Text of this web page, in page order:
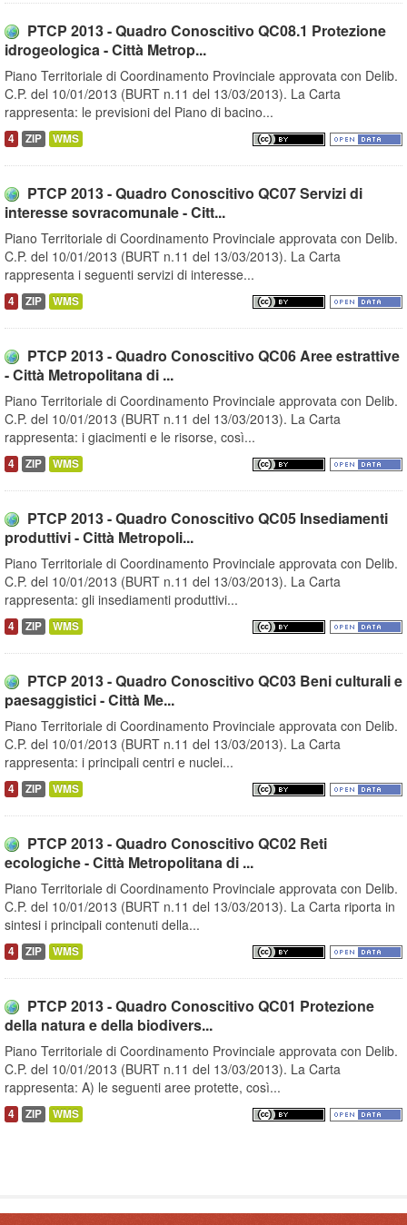
PTCP 2013 - Quadro Conoscitivo QC08.1 Protezione
idrogeologica - Città Metrop...
Piano Territoriale di Coordinamento Provinciale approvata con Delib.
C.P. del 10/01/2013 (BURT n.11 del 13/03/2013). La Carta
rappresenta: le previsioni del Piano di bacino...
4 ZIP WMS
PTCP 2013 - Quadro Conoscitivo QC07 Servizi di
interesse sovracomunale - Citt...
Piano Territoriale di Coordinamento Provinciale approvata con Delib.
C.P. del 10/01/2013 (BURT n.11 del 13/03/2013). La Carta
rappresenta i seguenti servizi di interesse...
4 ZIP WMS
PTCP 2013 - Quadro Conoscitivo QC06 Aree estrattive
- Città Metropolitana di ...
Piano Territoriale di Coordinamento Provinciale approvata con Delib.
C.P. del 10/01/2013 (BURT n.11 del 13/03/2013). La Carta
rappresenta: i giacimenti e le risorse, così...
4 ZIP WMS
PTCP 2013 - Quadro Conoscitivo QC05 Insediamenti
produttivi - Città Metropoli...
Piano Territoriale di Coordinamento Provinciale approvata con Delib.
C.P. del 10/01/2013 (BURT n.11 del 13/03/2013). La Carta
rappresenta: gli insediamenti produttivi...
4 ZIP WMS
PTCP 2013 - Quadro Conoscitivo QC03 Beni culturali e
paesaggistici - Città Me...
Piano Territoriale di Coordinamento Provinciale approvata con Delib.
C.P. del 10/01/2013 (BURT n.11 del 13/03/2013). La Carta
rappresenta: i principali centri e nuclei...
4 ZIP WMS
PTCP 2013 - Quadro Conoscitivo QC02 Reti
ecologiche - Città Metropolitana di ...
Piano Territoriale di Coordinamento Provinciale approvata con Delib.
C.P. del 10/01/2013 (BURT n.11 del 13/03/2013). La Carta riporta in
sintesi i principali contenuti della...
4 ZIP WMS
PTCP 2013 - Quadro Conoscitivo QC01 Protezione
della natura e della biodivers...
Piano Territoriale di Coordinamento Provinciale approvata con Delib.
C.P. del 10/01/2013 (BURT n.11 del 13/03/2013). La Carta
rappresenta: A) le seguenti aree protette, così...
4 ZIP WMS